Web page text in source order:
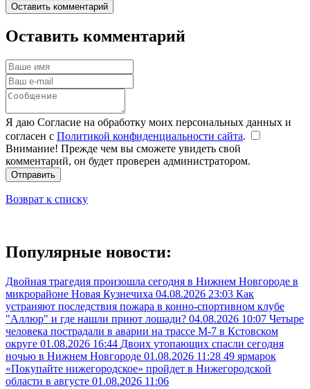
Оставить комментарий
Оставить комментарий
Я даю Согласие на обработку моих персональных данных и
согласен с Политикой конфиденциальности сайта.
Внимание! Прежде чем вы сможете увидеть свой
комментарий, он будет проверен администратором.
Отправить
Возврат к списку
Популярные новости:
Двойная трагедия произошла сегодня в Нижнем Новгороде в
микрорайоне Новая Кузнечиха 04.08.2026 23:03 Как
устраняют последствия пожара в конно-спортивном клубе
"Аллюр" и где нашли приют лошади? 04.08.2026 10:07 Четыре
человека пострадали в аварии на трассе М-7 в Кстовском
округе 01.08.2026 16:44 Двоих утопающих спасли сегодня
ночью в Нижнем Новгороде 01.08.2026 11:28 49 ярмарок
«Покупайте нижегородское» пройдет в Нижегородской
области в августе 01.08.2026 11:06